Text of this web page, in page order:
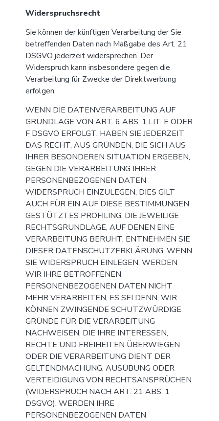
Widerspruchsrecht
Sie können der künftigen Verarbeitung der Sie
betreffenden Daten nach Maßgabe des Art. 21
DSGVO jederzeit widersprechen. Der
Widerspruch kann insbesondere gegen die
Verarbeitung für Zwecke der Direktwerbung
erfolgen.
WENN DIE DATENVERARBEITUNG AUF
GRUNDLAGE VON ART. 6 ABS. 1 LIT. E ODER
F DSGVO ERFOLGT, HABEN SIE JEDERZEIT
DAS RECHT, AUS GRÜNDEN, DIE SICH AUS
IHRER BESONDEREN SITUATION ERGEBEN,
GEGEN DIE VERARBEITUNG IHRER
PERSONENBEZOGENEN DATEN
WIDERSPRUCH EINZULEGEN; DIES GILT
AUCH FÜR EIN AUF DIESE BESTIMMUNGEN
GESTÜTZTES PROFILING. DIE JEWEILIGE
RECHTSGRUNDLAGE, AUF DENEN EINE
VERARBEITUNG BERUHT, ENTNEHMEN SIE
DIESER DATENSCHUTZERKLÄRUNG. WENN
SIE WIDERSPRUCH EINLEGEN, WERDEN
WIR IHRE BETROFFENEN
PERSONENBEZOGENEN DATEN NICHT
MEHR VERARBEITEN, ES SEI DENN, WIR
KÖNNEN ZWINGENDE SCHUTZWÜRDIGE
GRÜNDE FÜR DIE VERARBEITUNG
NACHWEISEN, DIE IHRE INTERESSEN,
RECHTE UND FREIHEITEN ÜBERWIEGEN
ODER DIE VERARBEITUNG DIENT DER
GELTENDMACHUNG, AUSÜBUNG ODER
VERTEIDIGUNG VON RECHTSANSPRÜCHEN
(WIDERSPRUCH NACH ART. 21 ABS. 1
DSGVO). WERDEN IHRE
PERSONENBEZOGENEN DATEN